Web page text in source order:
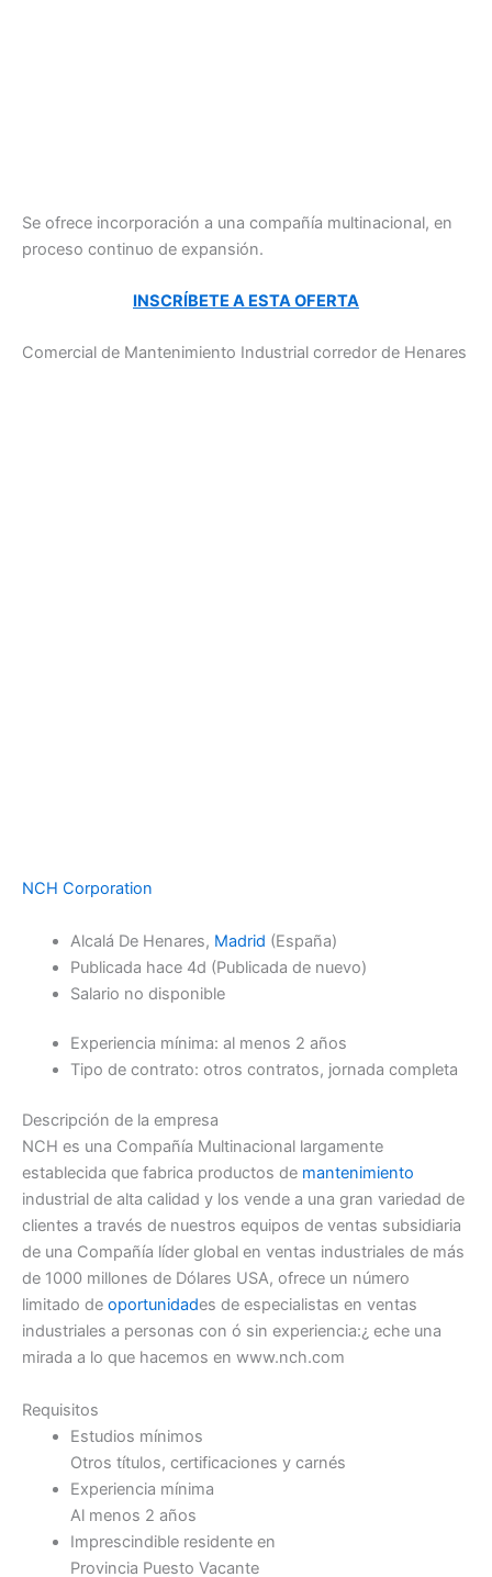
Se ofrece incorporación a una compañía multinacional, en
proceso continuo de expansión.
INSCRÍBETE A ESTA OFERTA
Comercial de Mantenimiento Industrial corredor de Henares
NCH Corporation
Alcalá De Henares, Madrid (España)
Publicada hace 4d (Publicada de nuevo)
Salario no disponible
Experiencia mínima: al menos 2 años
Tipo de contrato: otros contratos, jornada completa
Descripción de la empresa
NCH es una Compañía Multinacional largamente
establecida que fabrica productos de mantenimiento
industrial de alta calidad y los vende a una gran variedad de
clientes a través de nuestros equipos de ventas subsidiaria
de una Compañía líder global en ventas industriales de más
de 1000 millones de Dólares USA, ofrece un número
limitado de oportunidades de especialistas en ventas
industriales a personas con ó sin experiencia:¿ eche una
mirada a lo que hacemos en www.nch.com
Requisitos
Estudios mínimos
Otros títulos, certificaciones y carnés
Experiencia mínima
Al menos 2 años
Imprescindible residente en
Provincia Puesto Vacante